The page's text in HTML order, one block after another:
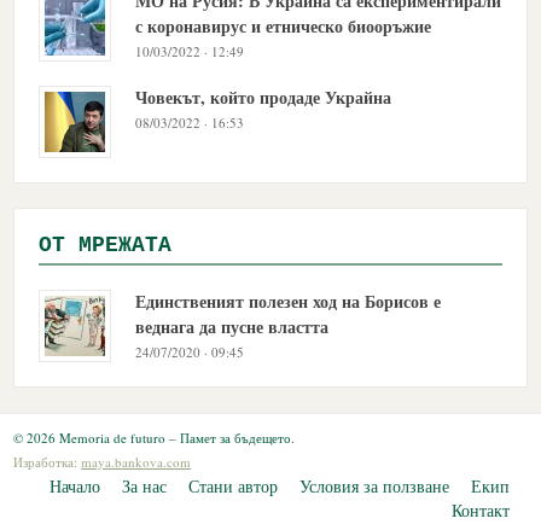
с коронавирус и етническо биооръжие
10/03/2022 · 12:49
Човекът, който продаде Украйна
08/03/2022 · 16:53
OТ МРЕЖАТА
Единственият полезен ход на Борисов е
веднага да пусне властта
24/07/2020 · 09:45
© 2026 Memoria de futuro – Памет за бъдещето.
Изработка:maya.bankova.com
Начало За нас Стани автор Условия за ползване
Екип
Контакт